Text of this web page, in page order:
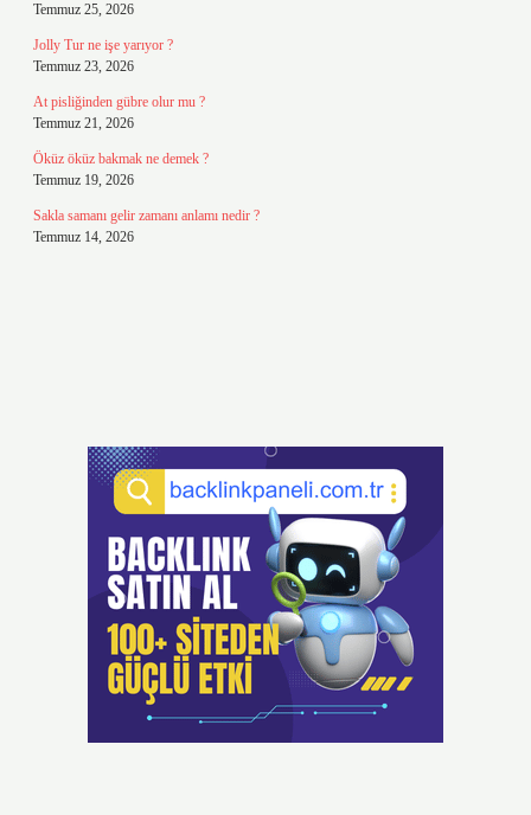
Temmuz 25, 2026
Jolly Tur ne işe yarıyor ?
Temmuz 23, 2026
At pisliğinden gübre olur mu ?
Temmuz 21, 2026
Öküz öküz bakmak ne demek ?
Temmuz 19, 2026
Sakla samanı gelir zamanı anlamı nedir ?
Temmuz 14, 2026